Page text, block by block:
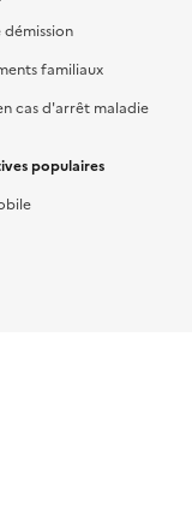
familiaux
cas d'arrêt maladie
populaires